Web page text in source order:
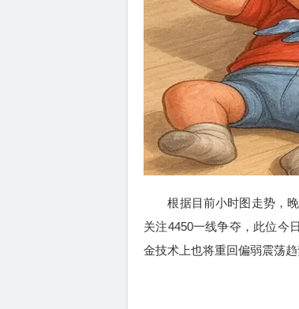
根据目前小时图走势，晚
关注4450一线争夺，此位今
金技术上也将重回偏弱震荡趋